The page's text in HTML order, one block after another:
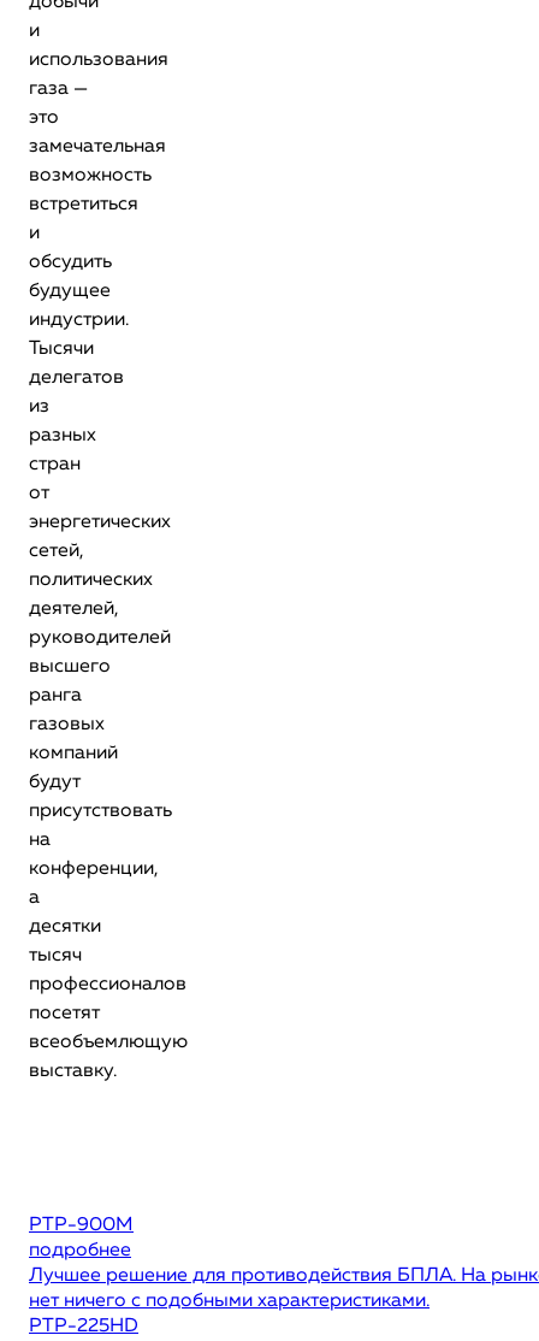
и
использования
газа —
это
замечательная
возможность
встретиться
и
обсудить
будущее
индустрии.
Тысячи
делегатов
из
разных
стран
от
энергетических
сетей,
политических
деятелей,
руководителей
высшего
ранга
газовых
компаний
будут
присутствовать
на
конференции,
а
десятки
тысяч
профессионалов
посетят
всеобъемлющую
выставку.
РТР-900М
подробнее
Лучшее решение для противодействия БПЛА. На
нет ничего с подобными характеристиками.
РТР-225HD